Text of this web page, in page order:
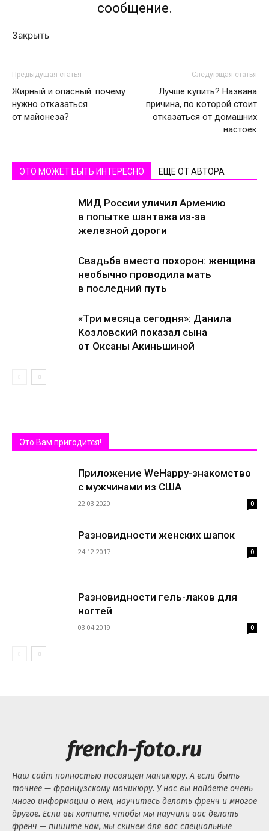
сообщение.
Закрыть
Предыдущая статья
Жирный и опасный: почему
нужно отказаться
от майонеза?
Следующая статья
Лучше купить? Названа
причина, по которой стоит
отказаться от домашних
настоек
ЭТО МОЖЕТ БЫТЬ ИНТЕРЕСНО ЕЩЕ ОТ АВТОРА
МИД России уличил Армению
в попытке шантажа из-за
железной дороги
Свадьба вместо похорон: женщина
необычно проводила мать
в последний путь
«Три месяца сегодня»: Данила
Козловский показал сына
от Оксаны Акиньшиной
Это Вам пригодится!
Приложение WeHappy-знакомство
с мужчинами из США
22.03.2020 0
Разновидности женских шапок
24.12.2017 0
Разновидности гель-лаков для
ногтей
03.04.2019 0
french-foto.ru
Наш сайт полностью посвящен маникюру. А если быть
точнее — французскому маникюру. У нас вы найдете очень
много информации о нем, научитесь делать френч и многое
другое. Если вы хотите, чтобы мы научили вас делать
френч — пишите нам, мы скинем для вас специальные